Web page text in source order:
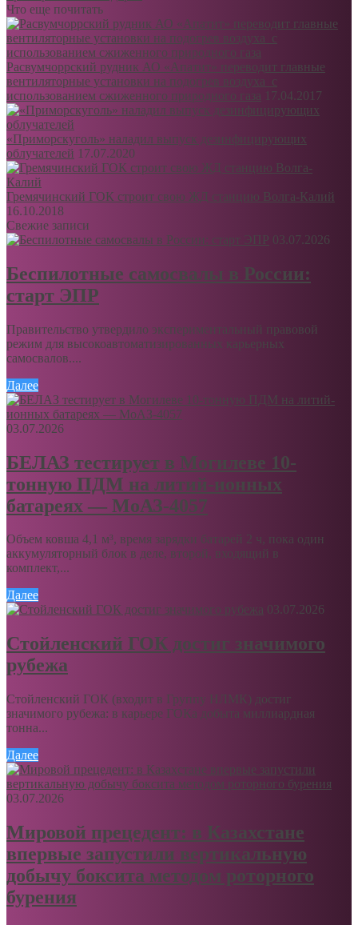
Что еще почитать
Расвумчоррский рудник АО «Апатит» переводит главные
вентиляторные установки на подогрев воздуха с
использованием сжиженного природного газа 17.04.2017
«Приморскуголь» наладил выпуск дезинфицирующих
облучателей 17.07.2020
Гремячинский ГОК строит свою ЖД станцию Волга-Калий
16.10.2018
Свежие записи
03.07.2026
Беспилотные самосвалы в России:
старт ЭПР
Правительство утвердило экспериментальный правовой
режим для высокоавтоматизированных карьерных
самосвалов....
Далее
03.07.2026
БЕЛАЗ тестирует в Могилеве 10-
тонную ПДМ на литий-ионных
батареях — МоАЗ-4057
Объем ковша 4,1 м³, время зарядки батарей 2 ч, пока один
аккумуляторный блок в деле, второй, входящий в
комплект,...
Далее
03.07.2026
Стойленский ГОК достиг значимого
рубежа
Стойленский ГОК (входит в Группу НЛМК) достиг
значимого рубежа: в карьере ГОКа добыта миллиардная
тонна...
Далее
03.07.2026
Мировой прецедент: в Казахстане
впервые запустили вертикальную
добычу боксита методом роторного
бурения